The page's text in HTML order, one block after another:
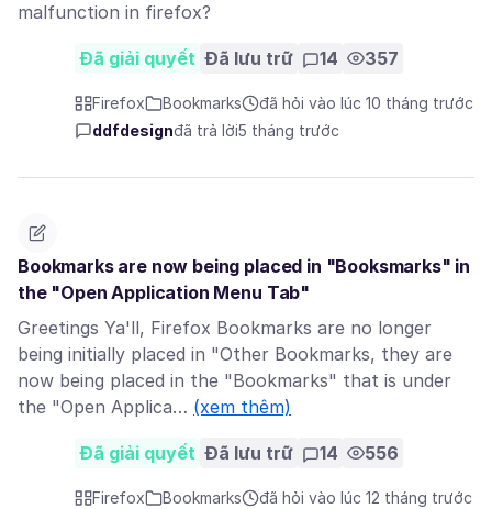
malfunction in firefox?
Đã giải quyết Đã lưu trữ 14 357
Firefox Bookmarks
đã hỏi vào lúc 10 tháng trước
ddfdesignđã trả lời5 tháng trước
Bookmarks are now being placed in "Booksmarks" in
the "Open Application Menu Tab"
Greetings Ya'll, Firefox Bookmarks are no longer
being initially placed in "Other Bookmarks, they are
now being placed in the "Bookmarks" that is under
the "Open Applica… (xem thêm)
Đã giải quyết Đã lưu trữ 14 556
Firefox Bookmarks
đã hỏi vào lúc 12 tháng trước